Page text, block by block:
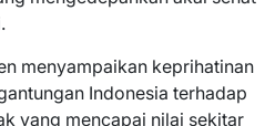
menyampaikan keprihatinan
Indonesia terhadap
yang mencapai nilai sekitar